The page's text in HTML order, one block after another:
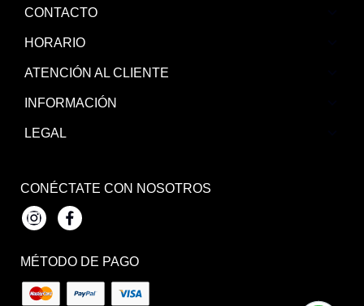
CONTACTO
HORARIO
ATENCIÓN AL CLIENTE
INFORMACIÓN
LEGAL
CONÉCTATE CON NOSOTROS
InstagramFacebook
MÉTODO DE PAGO